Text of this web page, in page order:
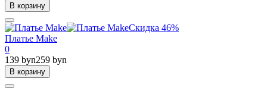
В корзину
Скидка 46%
Платье Make
0
139 byn259 byn
В корзину